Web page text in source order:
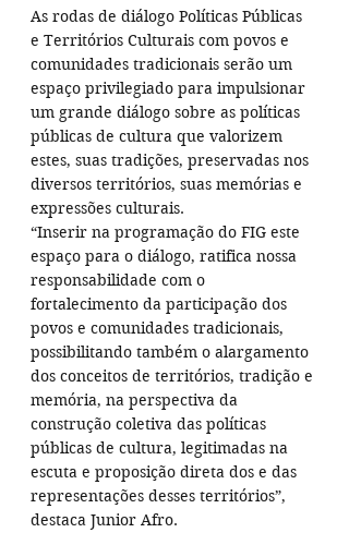
As rodas de diálogo Políticas Públicas
e Territórios Culturais com povos e
comunidades tradicionais serão um
espaço privilegiado para impulsionar
um grande diálogo sobre as políticas
públicas de cultura que valorizem
estes, suas tradições, preservadas nos
diversos territórios, suas memórias e
expressões culturais.
“Inserir na programação do FIG este
espaço para o diálogo, ratifica nossa
responsabilidade com o
fortalecimento da participação dos
povos e comunidades tradicionais,
possibilitando também o alargamento
dos conceitos de territórios, tradição e
memória, na perspectiva da
construção coletiva das políticas
públicas de cultura, legitimadas na
escuta e proposição direta dos e das
representações desses territórios”,
destaca Junior Afro.